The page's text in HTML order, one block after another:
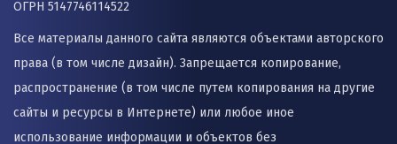
ОГРН 5147746114522
Все материалы данного сайта являются объектами авторского
права (в том числе дизайн). Запрещается копирование,
распространение (в том числе путем копирования на другие
сайты и ресурсы в Интернете) или любое иное
использование информации и объектов без